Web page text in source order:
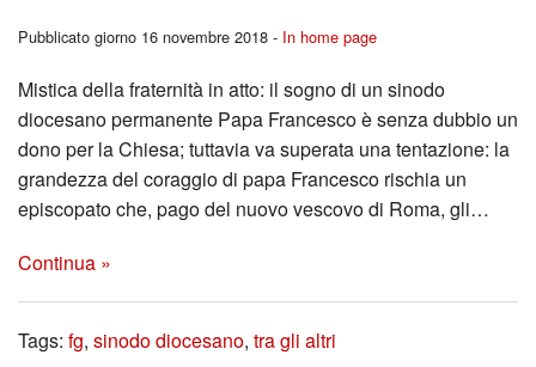
Pubblicato giorno 16 novembre 2018 - In home page
Mistica della fraternità in atto: il sogno di un sinodo
diocesano permanente Papa Francesco è senza dubbio un
dono per la Chiesa; tuttavia va superata una tentazione: la
grandezza del coraggio di papa Francesco rischia un
episcopato che, pago del nuovo vescovo di Roma, gli…
Continua »
Tags: fg, sinodo diocesano, tra gli altri